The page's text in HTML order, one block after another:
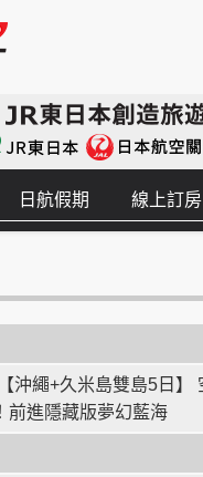
日航假期 線上訂房
沖繩+久米島雙島5日】
前進隱藏版夢幻藍海